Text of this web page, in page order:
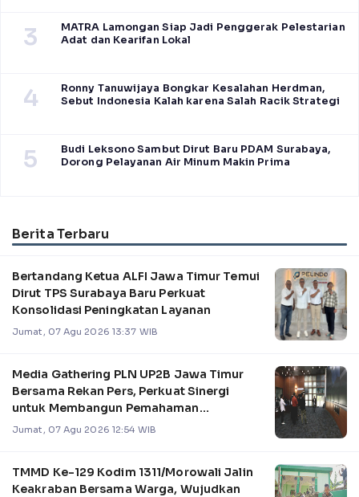
3
MATRA Lamongan Siap Jadi Penggerak Pelestarian
Adat dan Kearifan Lokal
4
Ronny Tanuwijaya Bongkar Kesalahan Herdman,
Sebut Indonesia Kalah karena Salah Racik Strategi
5
Budi Leksono Sambut Dirut Baru PDAM Surabaya,
Dorong Pelayanan Air Minum Makin Prima
Berita Terbaru
Bertandang Ketua ALFI Jawa Timur Temui
Dirut TPS Surabaya Baru Perkuat
Konsolidasi Peningkatan Layanan
Jumat, 07 Agu 2026 13:37 WIB
Media Gathering PLN UP2B Jawa Timur
Bersama Rekan Pers, Perkuat Sinergi
untuk Membangun Pemahaman
Pengelolaan Sistem Kel
Jumat, 07 Agu 2026 12:54 WIB
TMMD Ke-129 Kodim 1311/Morowali Jalin
Keakraban Bersama Warga, Wujudkan